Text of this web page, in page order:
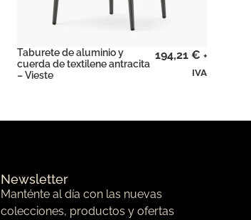
Taburete de aluminio y
cuerda de textilene antracita
– Vieste
194,21 € +
IVA
Newsletter
Manténte al día con las nuevas
colecciones, productos y ofertas